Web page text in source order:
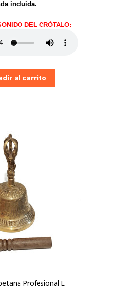
incluida.
DEL CRÓTALO:
al carrito
Profesional L